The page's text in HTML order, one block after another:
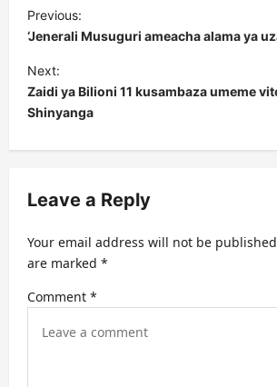
o
s
t
n
a
i
a
i
Previous:
‘Jenerali Musuguri ameacha alama ya
Next:
Zaidi ya Bilioni 11 kusambaza umeme
Shinyanga
Leave a Reply
Your email address will not be
are marked *
Comment *